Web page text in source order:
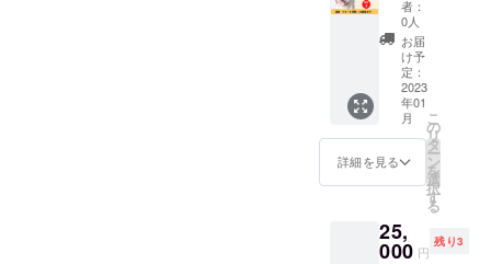
思い出版に
携わってお
稿ま
で）】
支援者
数80人
達成記
念！リ
ターン
を追加
しまし
た。
Twitter
ワー2.4
万人の
者：
0人
お届
け予
定：
2023
年01
月
詳細を見る
こ
の
リ
タ
ー
ン
を
選
択
す
る
25,
000 円
残り3